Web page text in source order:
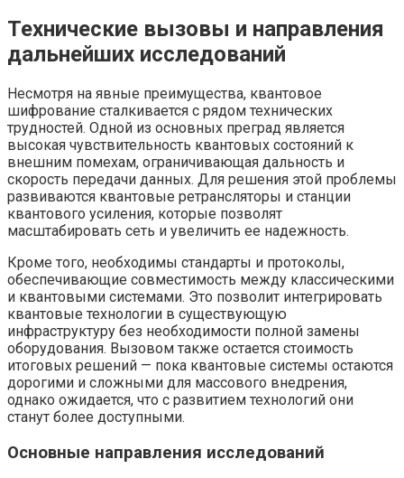
Технические вызовы и направления
дальнейших исследований
Несмотря на явные преимущества, квантовое
шифрование сталкивается с рядом технических
трудностей. Одной из основных преград является
высокая чувствительность квантовых состояний к
внешним помехам, ограничивающая дальность и
скорость передачи данных. Для решения этой проблемы
развиваются квантовые ретрансляторы и станции
квантового усиления, которые позволят
масштабировать сеть и увеличить ее надежность.
Кроме того, необходимы стандарты и протоколы,
обеспечивающие совместимость между классическими
и квантовыми системами. Это позволит интегрировать
квантовые технологии в существующую
инфраструктуру без необходимости полной замены
оборудования. Вызовом также остается стоимость
итоговых решений — пока квантовые системы остаются
дорогими и сложными для массового внедрения,
однако ожидается, что с развитием технологий они
станут более доступными.
Основные направления исследований